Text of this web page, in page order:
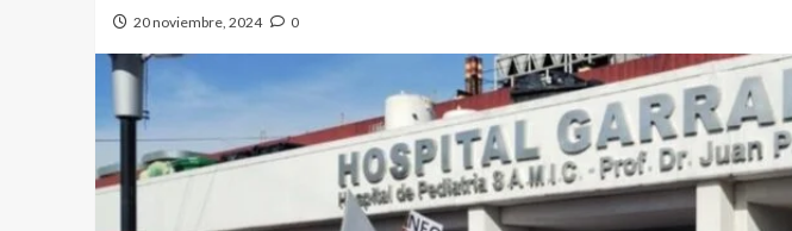
20 noviembre, 2024 0